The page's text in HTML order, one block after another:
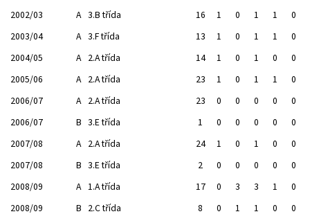
2002/03
A 3.B třída 16 1 0 1 1
0
2003/04
A 3.F třída 13 1 0 1 1
0
2004/05
A 2.A třída 14 1 0 1 0
0
2005/06
A 2.A třída 23 1 0 1 1
0
2006/07
A 2.A třída 23 0 0 0 0
0
2006/07
B 3.E třída 1 0 0 0 0
0
2007/08
A 2.A třída 24 1 0 1 0
0
2007/08
B 3.E třída 2 0 0 0 0
0
2008/09
A 1.A třída 17 0 3 3 1
0
2008/09
B 2.C třída 8 0 1 1 0
0